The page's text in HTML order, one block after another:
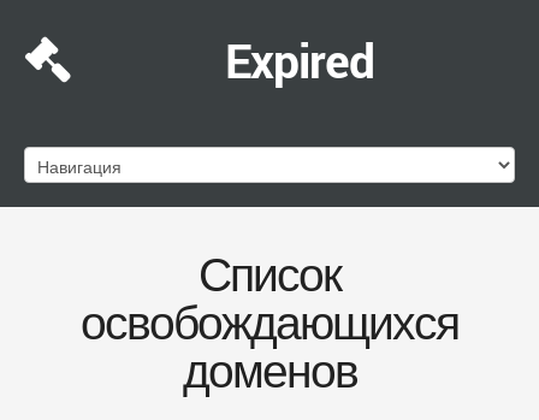
Expired
Список
освобождающихся
доменов